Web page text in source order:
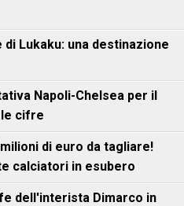
Lukaku: una destinazione
Napoli-Chelsea per il
cifre
di euro da tagliare!
calciatori in esubero
dell'interista Dimarco in